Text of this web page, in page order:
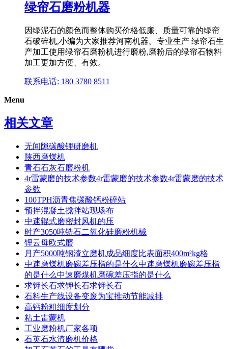
绿帘石磨粉机器
因绿泥石的颜色而整体购买价格低廉、质量可靠的绿帘
石破碎机,小编为大家推荐河南机器。专业生产 绿帘石生
产加工使用绿帘石磨粉机进行磨粉,磨粉后的绿帘石物料
加工更加方便、有效。
联系电话: 180 3780 8511
Menu
相关文章
无间隙碳酸锂研磨机
陕西磨煤机
青石石灰石磨粉机
4r雷蒙磨的技术参数4r雷蒙磨的技术参数4r雷蒙磨的技术
参数
100TPH沥青焦碳酸钙粉碎站
预拌混凝土搅拌站现场布
中速辊式磨密封风机的压
时产3050吨锆石二氧化硅磨粉机械
锂云母欧式磨
月产5000吨钢渣立磨机成品细度比表面积400m²kg格
中速磨煤机磨碗差压指的是什么中速磨煤机磨碗差压指
的是什么中速磨煤机磨碗差压指的是什么
求钾长石求钾长石求钾长石
石料生产线设备变废为宝推动节能减排
高钙粉粗细度划分
粘土雷蒙机
工业磨粉机厂家各项
石英石水渣磨机价格